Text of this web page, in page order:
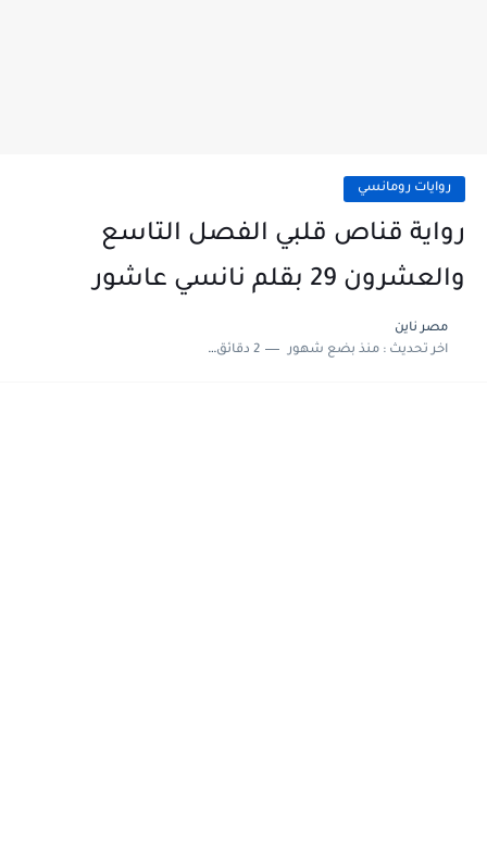
روايات رومانسي
رواية قناص قلبي الفصل التاسع
والعشرون 29 بقلم نانسي عاشور
مصر ناين
اخر تحديث :منذ بضع شهور 2 دقائق للقراءة